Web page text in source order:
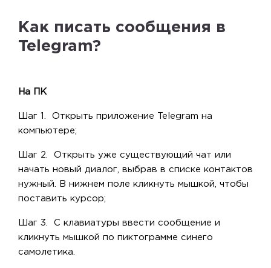
Как писать сообщения в
Telegram?
На ПК
Шаг 1. Открыть приложение Telegram на
компьютере;
Шаг 2. Открыть уже существующий чат или
начать новый диалог, выбрав в списке контактов
нужный. В нижнем поле кликнуть мышкой, чтобы
поставить курсор;
Шаг 3. С клавиатуры ввести сообщение и
кликнуть мышкой по пиктограмме синего
самолетика.